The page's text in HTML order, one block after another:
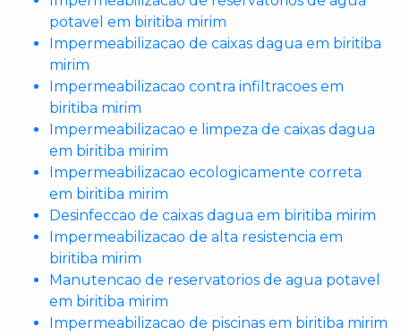
potavel em biritiba mirim
Impermeabilizacao de caixas dagua em biritiba
mirim
Impermeabilizacao contra infiltracoes em
biritiba mirim
Impermeabilizacao e limpeza de caixas dagua
em biritiba mirim
Impermeabilizacao ecologicamente correta
em biritiba mirim
Desinfeccao de caixas dagua em biritiba mirim
Impermeabilizacao de alta resistencia em
biritiba mirim
Manutencao de reservatorios de agua potavel
em biritiba mirim
Impermeabilizacao de piscinas em biritiba mirim